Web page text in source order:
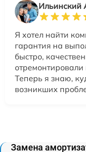
Ильинский
Я хотел найти
гарантия на
быстро,
Теперь я знаю,
возникших
Замена